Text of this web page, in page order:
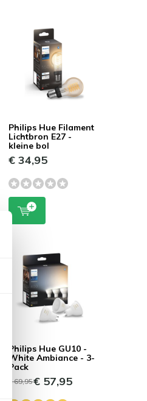
Philips Hue Filament
Lichtbron E27 -
kleine bol
€ 34,95
Philips Hue GU10 -
White Ambiance - 3-
Pack
€ 69,95€ 57,95